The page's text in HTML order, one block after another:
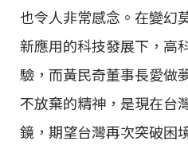
也令人非常感念。在變幻
新應用的科技發展下，高
驗，而黃民奇董事長愛做
不放棄的精神，是現在台
鏡，期望台灣再次突破困